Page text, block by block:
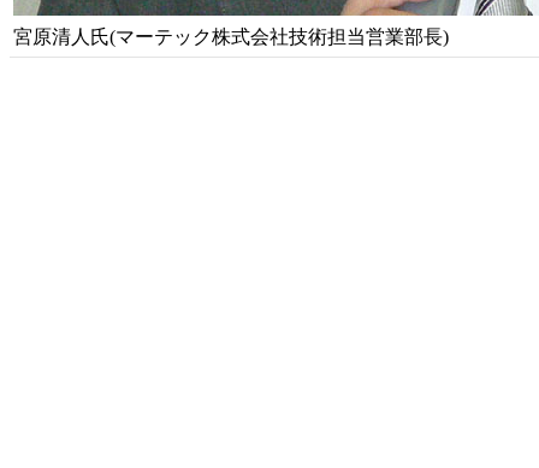
宮原清人氏(マーテック株式会社技術担当営業部長)